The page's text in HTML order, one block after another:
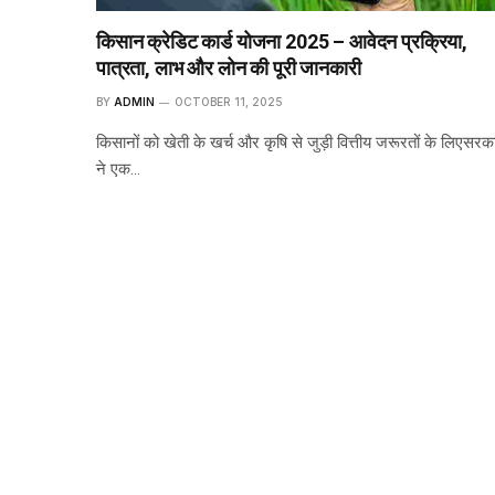
किसान क्रेडिट कार्ड योजना 2025 – आवेदन प्रक्रिया,
पात्रता, लाभ और लोन की पूरी जानकारी
BY ADMIN OCTOBER 11, 2025
किसानों को खेती के खर्च और कृषि से जुड़ी वित्तीय जरूरतों के
ने एक…